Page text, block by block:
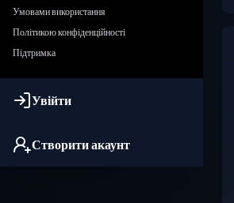
Умовами використання
Політикою конфіденційності
Підтримка
Увійти
Створити акаунт